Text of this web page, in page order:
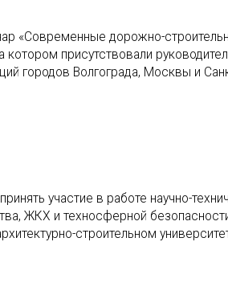
«Современные дорожно-
присутствовали
городов Волгограда, Москвы и
участие в работе научно-
ЖКХ и техносферной
строительном